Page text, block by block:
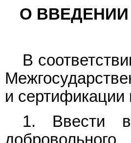
О
В
и
1. Ввести